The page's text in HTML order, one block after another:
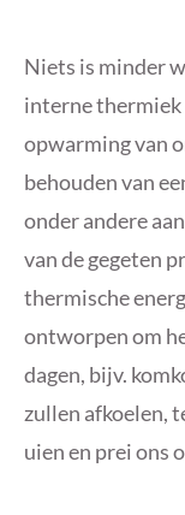
Niets is minder
interne thermiek
opwarming van
behouden van
onder andere
van de gegeten
thermische
ontworpen om
dagen, bijv.
zullen afkoelen,
uien en prei ons